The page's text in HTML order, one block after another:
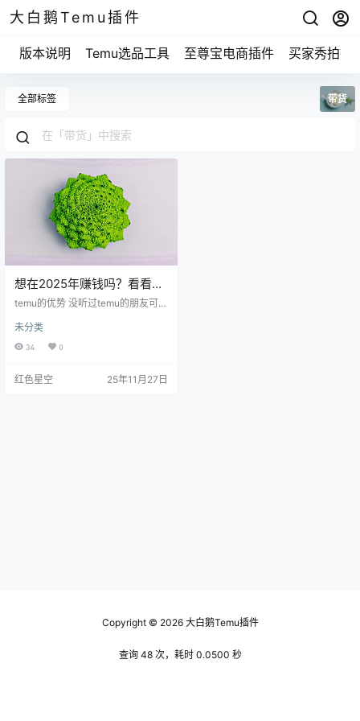
大白鹅Temu插件
版本说明 Temu选品工具 至尊宝电商插件 买家秀拍摄
全部标签 带货
想在2025年赚钱吗？看看
temu怎么让你轻松带货！
temu的优势 没听过temu的朋友可能
就像是给你提供了一个大市场。它
的用户群体庞大，具有多样化的商
售文具，起初也不过是想试试看，
未分类
34 0
红色星空 25年11月27日
Copyright © 2026大白鹅Temu插件
查询 48 次，耗时 0.0500 秒